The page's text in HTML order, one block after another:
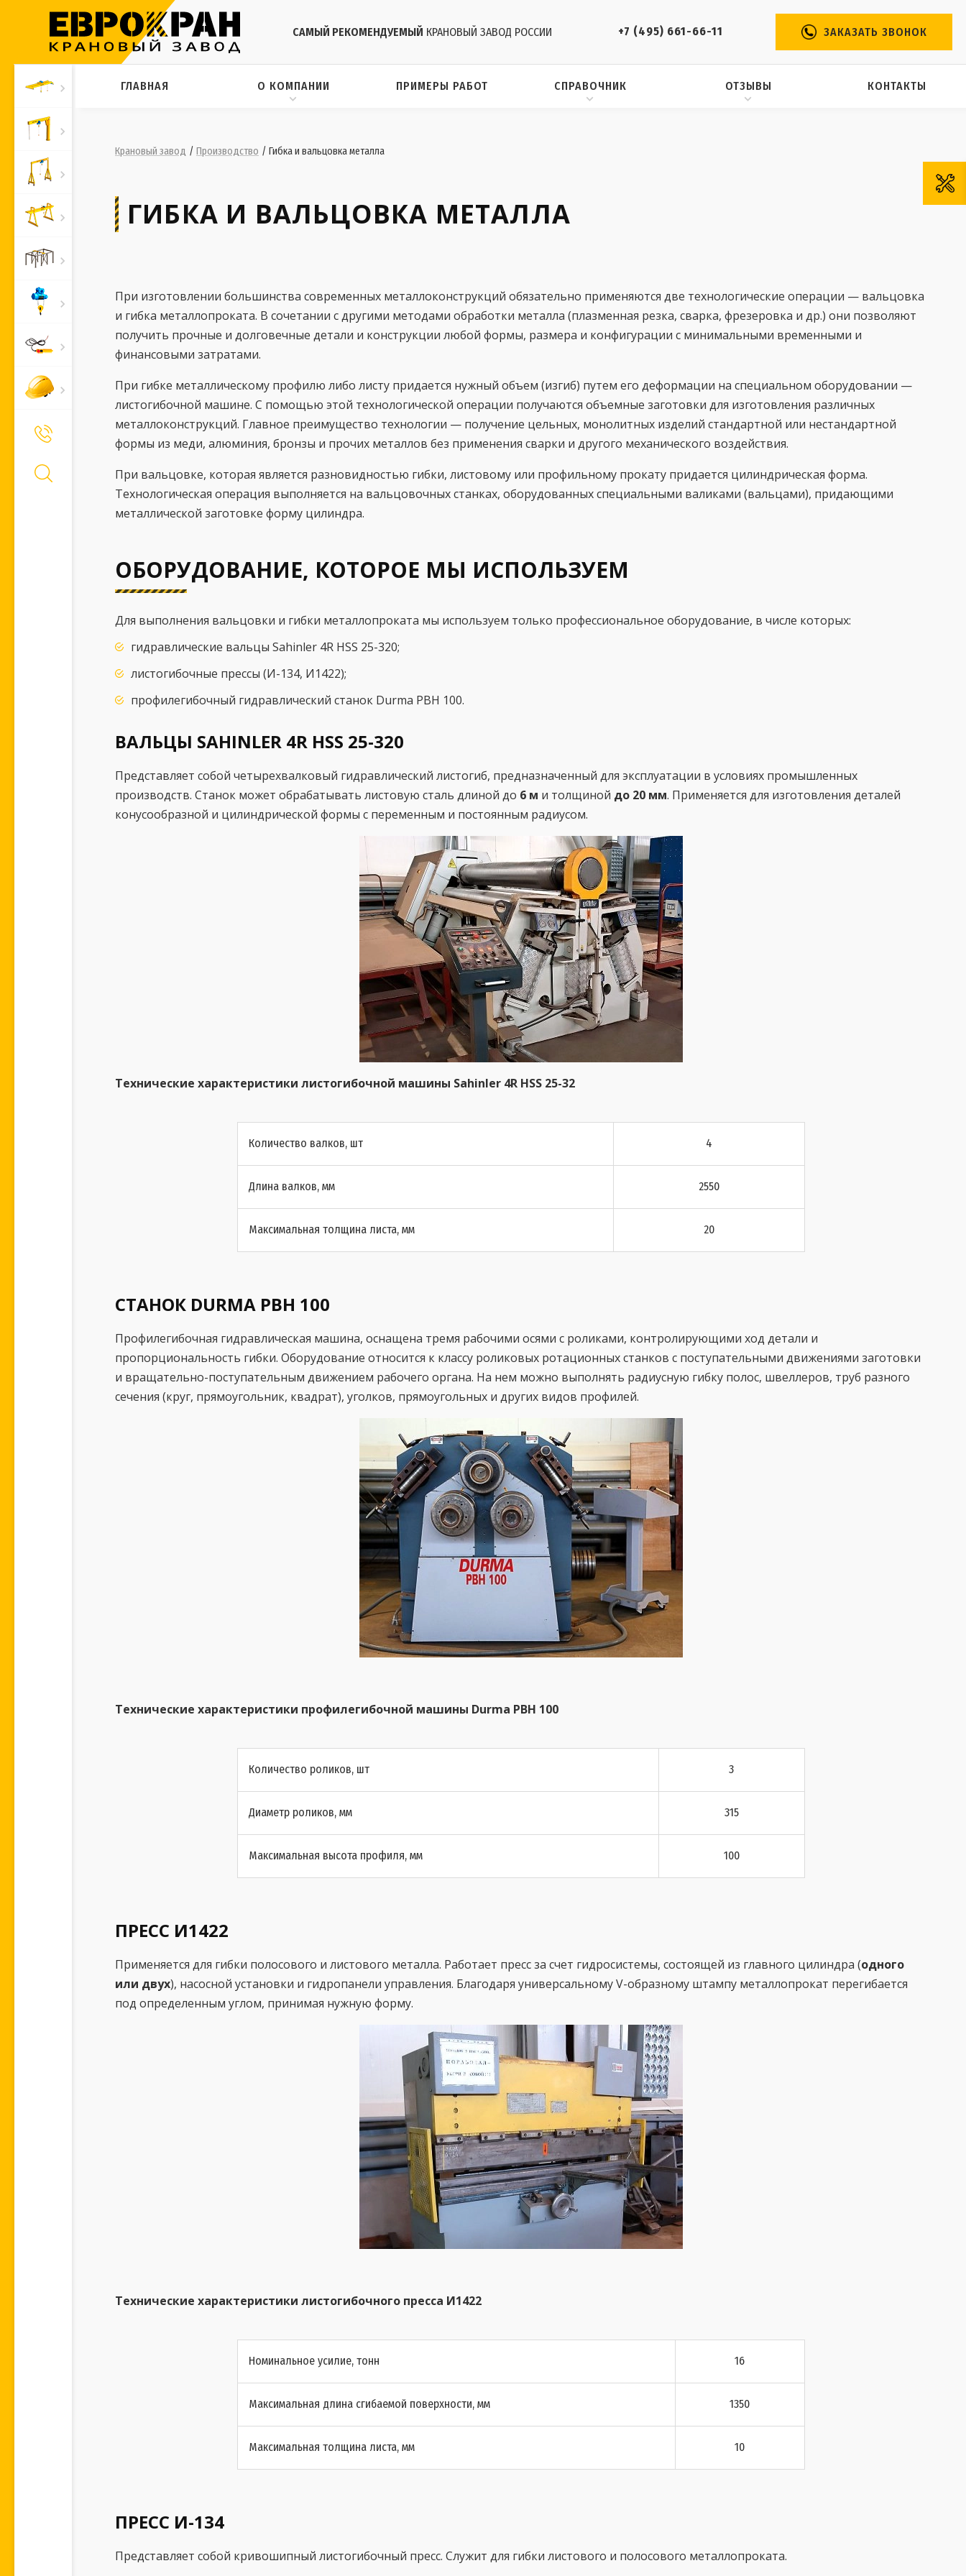
САМЫЙ РЕКОМЕНДУЕМЫЙ КРАНОВЫЙ ЗАВОД РОССИИ +7 (495) 661-66-11 ЗАКАЗАТЬ ЗВОНОК
+7 (495) 661-66-11 Позвонить Вам?
ГЛАВНАЯ О КОМПАНИИ ПРИМЕРЫ РАБОТ СПРАВОЧНИК ОТЗЫВЫ КОНТАКТЫ
Крановый завод / Производство / Гибка и вальцовка металла
ГИБКА И ВАЛЬЦОВКА МЕТАЛЛА
При изготовлении большинства современных металлоконструкций обязательно применяются две технологические операции — вальцовка
и гибка металлопроката. В сочетании с другими методами обработки металла (плазменная резка, сварка, фрезеровка и др.) они позволяют
получить прочные и долговечные детали и конструкции любой формы, размера и конфигурации с минимальными временными и
финансовыми затратами.
При гибке металлическому профилю либо листу придается нужный объем (изгиб) путем его деформации на специальном оборудовании —
листогибочной машине. С помощью этой технологической операции получаются объемные заготовки для изготовления различных
металлоконструкций. Главное преимущество технологии — получение цельных, монолитных изделий стандартной или нестандартной
формы из меди, алюминия, бронзы и прочих металлов без применения сварки и другого механического воздействия.
При вальцовке, которая является разновидностью гибки, листовому или профильному прокату придается цилиндрическая форма.
Технологическая операция выполняется на вальцовочных станках, оборудованных специальными валиками (вальцами), придающими
металлической заготовке форму цилиндра.
ОБОРУДОВАНИЕ, КОТОРОЕ МЫ ИСПОЛЬЗУЕМ
Для выполнения вальцовки и гибки металлопроката мы используем только профессиональное оборудование, в числе которых:
гидравлические вальцы Sahinler 4R HSS 25-320;
листогибочные прессы (И-134, И1422);
профилегибочный гидравлический станок Durma PBH 100.
ВАЛЬЦЫ SAHINLER 4R HSS 25-320
Представляет собой четырехвалковый гидравлический листогиб, предназначенный для эксплуатации в условиях промышленных
производств. Станок может обрабатывать листовую сталь длиной до 6 м и толщиной до 20 мм. Применяется для изготовления деталей
конусообразной и цилиндрической формы с переменным и постоянным радиусом.
Технические характеристики листогибочной машины Sahinler 4R HSS 25-32
Количество валков, шт 4
Длина валков, мм 2550
Максимальная толщина листа, мм 20
СТАНОК DURMA PBH 100
Профилегибочная гидравлическая машина, оснащена тремя рабочими осями с роликами, контролирующими ход детали и
пропорциональность гибки. Оборудование относится к классу роликовых ротационных станков с поступательными движениями заготовки
и вращательно-поступательным движением рабочего органа. На нем можно выполнять радиусную гибку полос, швеллеров, труб разного
сечения (круг, прямоугольник, квадрат), уголков, прямоугольных и других видов профилей.
Технические характеристики профилегибочной машины Durma PBH 100
Количество роликов, шт 3
Диаметр роликов, мм 315
Максимальная высота профиля, мм 100
ПРЕСС И1422
Применяется для гибки полосового и листового металла. Работает пресс за счет гидросистемы, состоящей из главного цилиндра (одного
или двух), насосной установки и гидропанели управления. Благодаря универсальному V-образному штампу металлопрокат перегибается
под определенным углом, принимая нужную форму.
Технические характеристики листогибочного пресса И1422
Номинальное усилие, тонн 16
Максимальная длина сгибаемой поверхности, мм 1350
Максимальная толщина листа, мм 10
ПРЕСС И-134
Представляет собой кривошипный листогибочный пресс. Служит для гибки листового и полосового металлопроката.